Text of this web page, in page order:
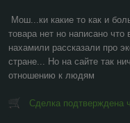
Мош...ки какие то как и
товара нет но написано
нахамили рассказали про
стране... Но на сайте так
отношению к людям
Сделка подтверждена